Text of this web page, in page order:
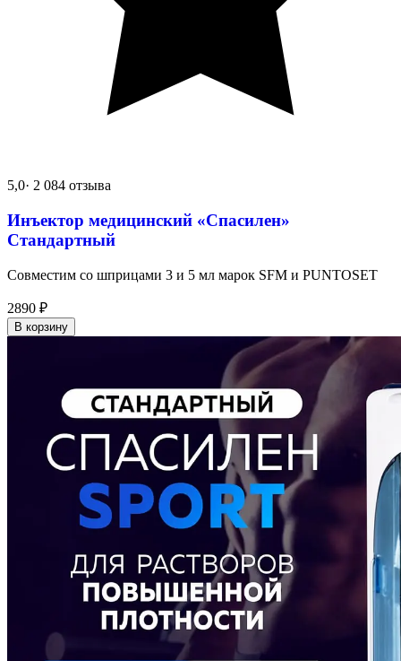
5,0· 2 084 отзыва
Инъектор медицинский «Спасилен»
Стандартный
Совместим со шприцами 3 и 5 мл марок SFM и PUNTOSET
2890 ₽
В корзину